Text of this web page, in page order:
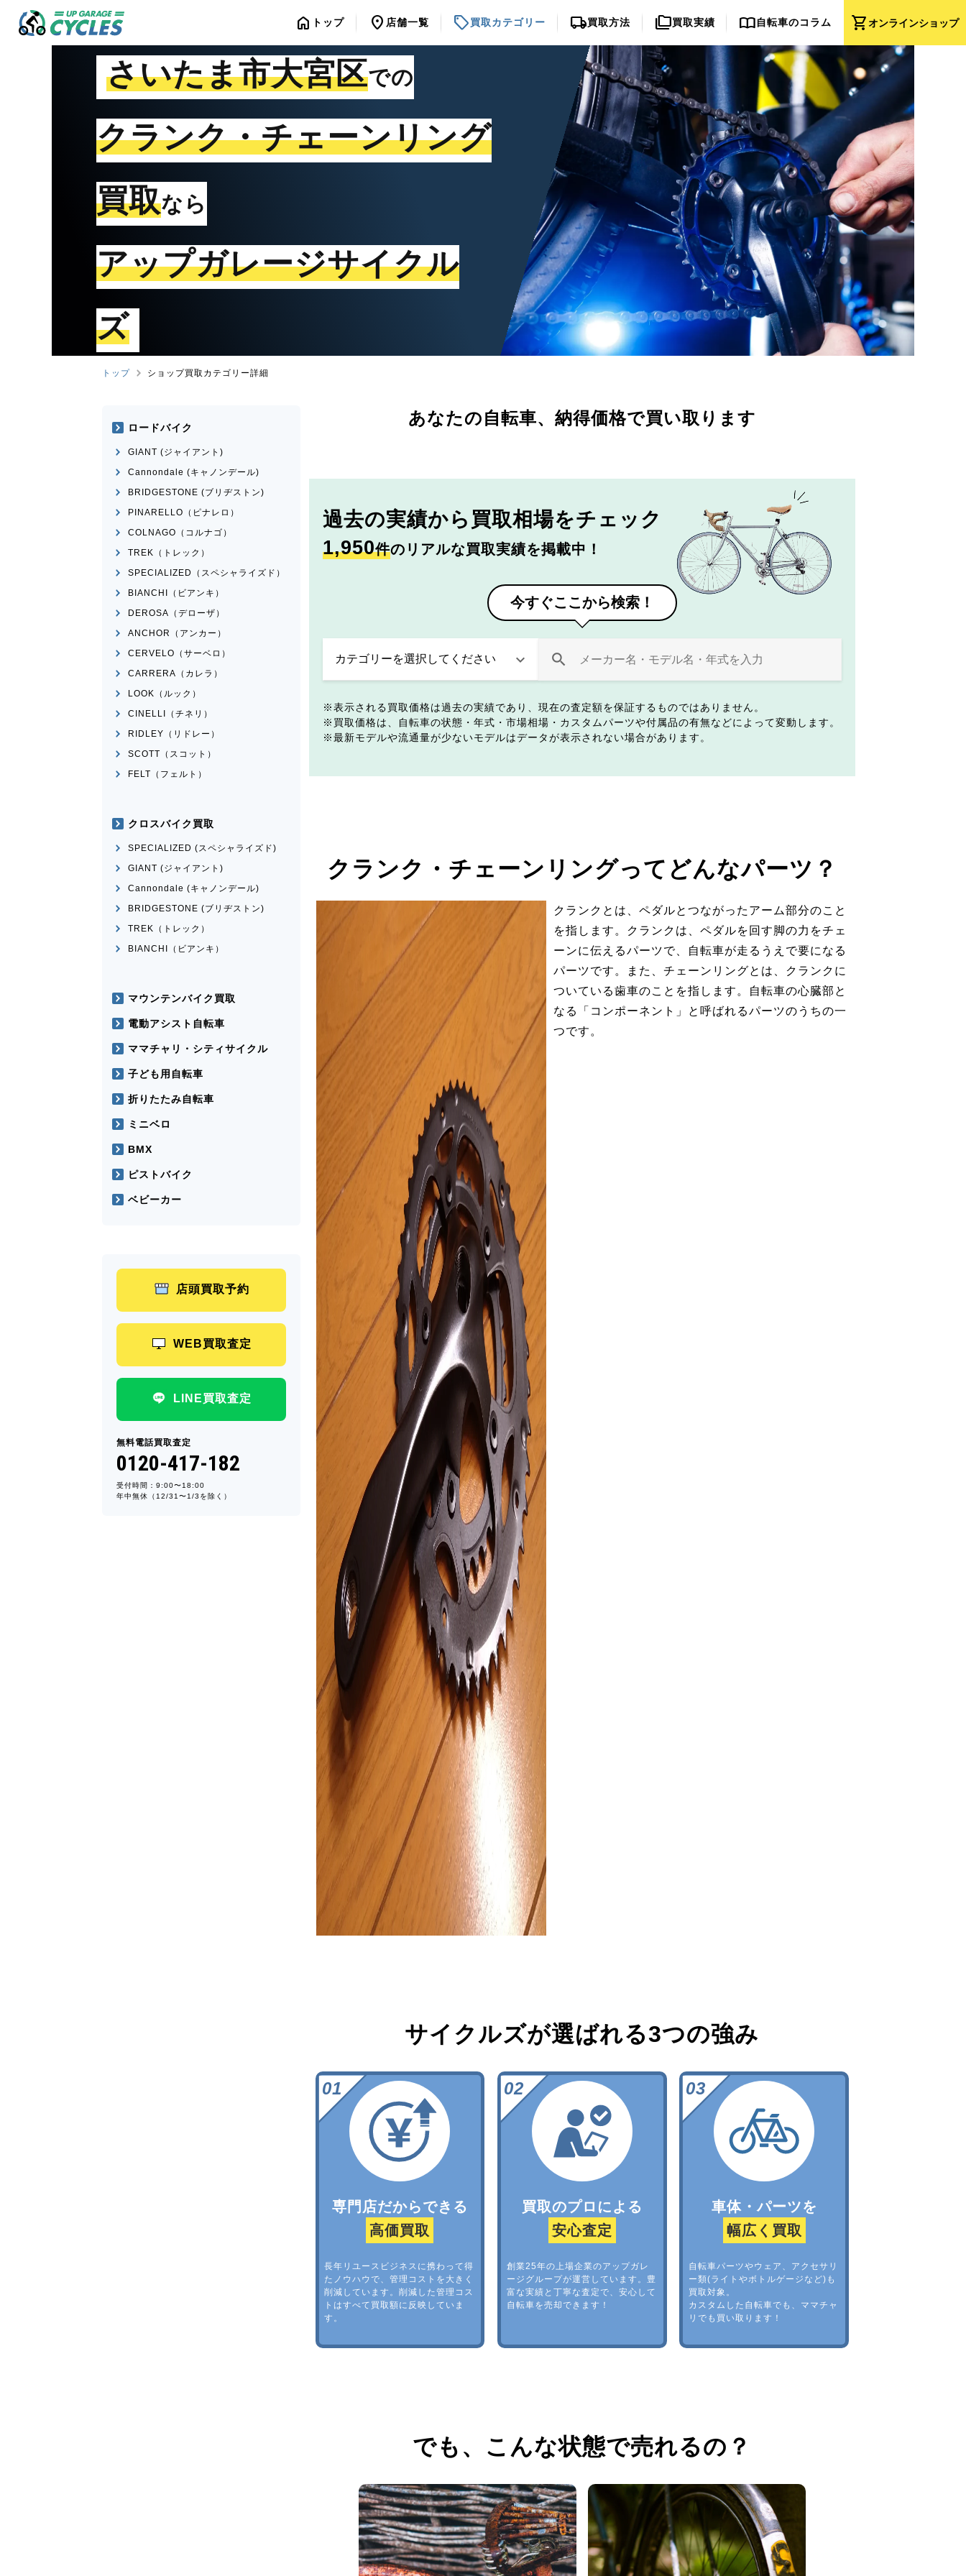
shopping_cartオンラインショップ
home トップ location_on 店舗一覧 sell買取カテゴリー local_shipping買取方法 folder_copy買取実績 import_contacts自転車のコラム
さいたま市大宮区での
クランク・チェーンリング
買取なら
アップガレージサイクル
ズ
トップ ショップ買取カテゴリー詳細
あなたの自転車、 納得価格で買い取ります
過去の実績から 買取相場をチェック
1,950件のリアルな買取実績を掲載中！
今すぐここから検索！
表示される買取価格は過去の実績であり、現在の査定額を保証するものではありません。
買取価格は、自転車の状態・年式・市場相場・カスタムパーツや付属品の有無などによって変動します。
最新モデルや流通量が少ないモデルはデータが表示されない場合があります。
クランク・チェーンリングってどんなパーツ？
クランクとは、ペダルとつながったアーム部分のこと
を指します。クランクは、ペダルを回す脚の力をチェ
ーンに伝えるパーツで、自転車が走るうえで要になる
パーツです。また、チェーンリングとは、クランクに
ついている歯車のことを指します。自転車の心臓部と
なる「コンポーネント」と呼ばれるパーツのうちの一
つです。
サイクルズが選ばれる3つの強み
専門店だからできる
高価買取
長年リユースビジネスに携わって得
たノウハウで、管理コストを大きく
削減しています。削減した管理コス
トはすべて買取額に反映していま
す。
買取のプロによる
安心査定
創業25年の上場企業のアップガレ
ージグループが運営しています。豊
富な実績と丁寧な査定で、安心して
自転車を売却できます！
車体・パーツを
幅広く買取
自転車パーツやウェア、アクセサリ
ー類(ライトやボトルゲージなど)も
買取対象。
カスタムした自転車でも、ママチャ
リでも買い取ります！
でも、 こんな状態で売れるの？
ロードバイク
GIANT (ジャイアント)
Cannondale (キャノンデール)
BRIDGESTONE (ブリヂストン)
PINARELLO（ピナレロ）
COLNAGO（コルナゴ）
TREK（トレック）
SPECIALIZED（スペシャライズド）
BIANCHI（ビアンキ）
DEROSA（デローザ）
ANCHOR（アンカー）
CERVELO（サーベロ）
CARRERA（カレラ）
LOOK（ルック）
CINELLI（チネリ）
RIDLEY（リドレー）
SCOTT（スコット）
FELT（フェルト）
クロスバイク買取
SPECIALIZED (スペシャライズド)
GIANT (ジャイアント)
Cannondale (キャノンデール)
BRIDGESTONE (ブリヂストン)
TREK（トレック）
BIANCHI（ビアンキ）
マウンテンバイク買取
電動アシスト自転車
ママチャリ・シティサイクル
子ども用自転車
折りたたみ自転車
ミニベロ
BMX
ピストバイク
ベビーカー
店頭買取予約
WEB買取査定
LINE買取査定
無料電話買取査定
0120-417-182
受付時間：9:00〜18:00
年中無休（12/31〜1/3を除く）